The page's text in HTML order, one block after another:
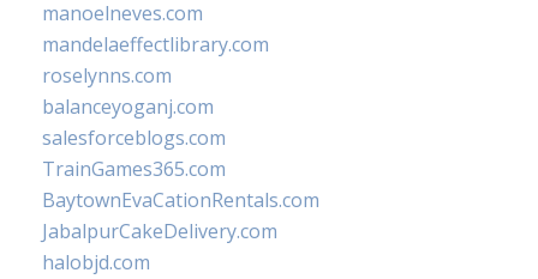
manoelneves.com
mandelaeffectlibrary.com
roselynns.com
balanceyoganj.com
salesforceblogs.com
TrainGames365.com
BaytownEvaCationRentals.com
JabalpurCakeDelivery.com
halobjd.com